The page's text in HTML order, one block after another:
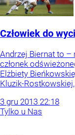
Człowiek do
Andrzej Biernat to –
członek
Elżbiety
Kluzik-
3 gru 2013 22:18
Tylko u Nas